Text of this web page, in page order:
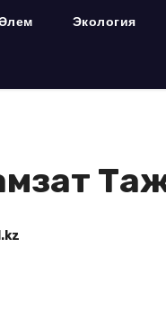
Экология